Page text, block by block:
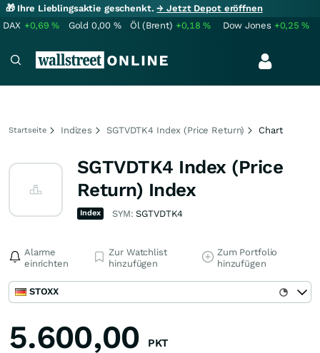
🎁 Ihre Lieblingsaktie geschenkt.→ Jetzt Depot eröffnen
DAX +0,69% Gold 0,00 % Öl (Brent) +0,18% Dow Jones +0,25%
Startseite Indizes SGTVDTK4 Index (Price Return) Chart
SGTVDTK4 Index (Price
Return) Index
Index SYM:SGTVDTK4
Alarme
einrichten
Zur Watchlist
hinzufügen
Zum Portfolio
hinzufügen
STOXX
5.600,00 PKT